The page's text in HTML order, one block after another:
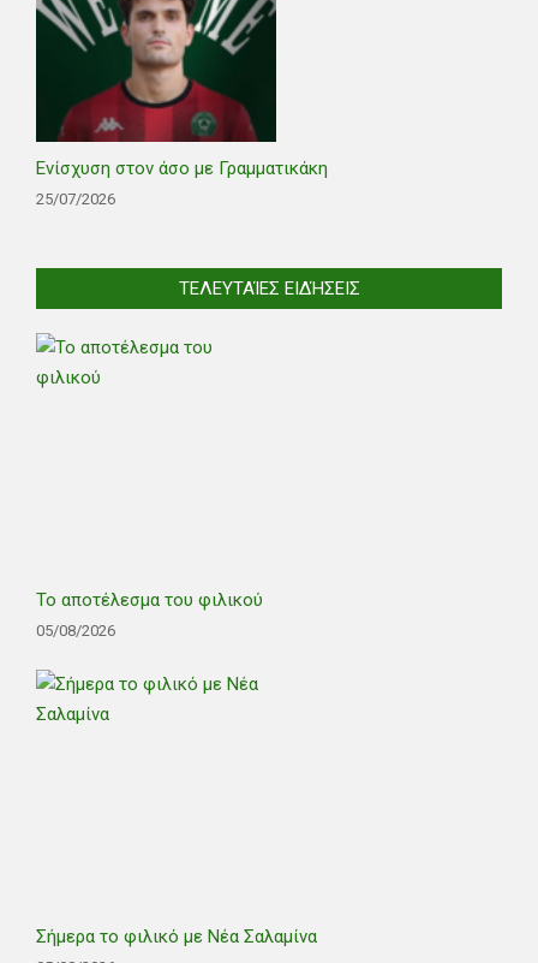
Ενίσχυση στον άσο με Γραμματικάκη
25/07/2026
ΤΕΛΕΥΤΑΊΕΣ ΕΙΔΉΣΕΙΣ
Το αποτέλεσμα του φιλικού
05/08/2026
Σήμερα το φιλικό με Νέα Σαλαμίνα